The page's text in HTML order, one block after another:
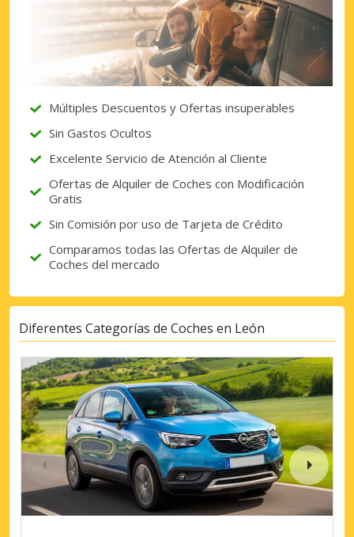
Múltiples Descuentos y Ofertas insuperables
Sin Gastos Ocultos
Excelente Servicio de Atención al Cliente
Ofertas de Alquiler de Coches con Modificación
Gratis
Sin Comisión por uso de Tarjeta de Crédito
Comparamos todas las Ofertas de Alquiler de
Coches del mercado
Diferentes Categorías de Coches en León